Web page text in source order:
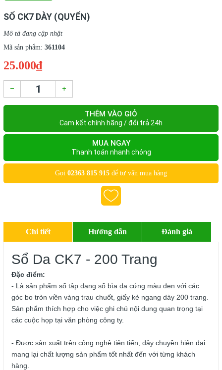
SỔ CK7 DÀY (QUYỂN)
Mô tả đang cập nhật
Mã sản phẩm: 361104
25.000₫
– +
THÊM VÀO GIỎ
Cam kết chính hãng / đổi trả 24h
MUA NGAY
Thanh toán nhanh chóng
Gọi 02363 815 915 để tư vấn mua hàng
Chi tiết Hướng dẫn Đánh giá
Sổ Da CK7 - 200 Trang
Đặc điểm:
- Là sản phẩm sổ tập dạng sổ bìa da cứng màu đen với các
góc bo tròn viền vàng trau chuốt, giấy kẻ ngang dày 200 trang.
Sản phẩm thích hợp cho việc ghi chú nội dung quan trọng tại
các cuộc họp tại văn phòng công ty.
- Được sản xuất trên công nghệ tiên tiến, dây chuyền hiện đại
mang lại chất lượng sản phẩm tốt nhất đến với từng khách
hàng.